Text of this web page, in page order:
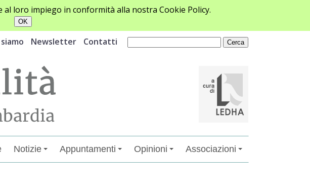
loro impiego in conformità alla nostra Cookie Policy.
Newsletter Contatti
Notizie Appuntamenti Opinioni Associazioni